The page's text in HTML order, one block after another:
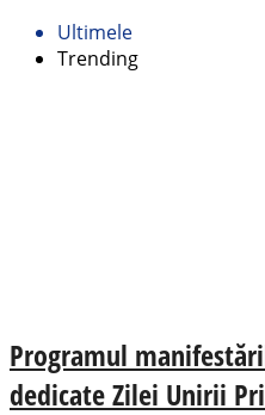
Ultimele
Trending
Programul
dedicate Zilei Unirii